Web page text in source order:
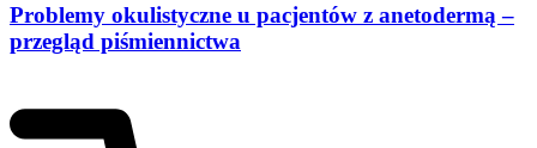
Problemy okulistyczne u pacjentów z anetodermą –
przegląd piśmiennictwa